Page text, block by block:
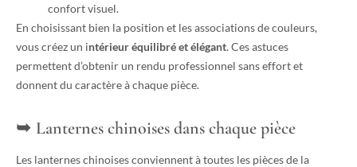
confort visuel.
En choisissant bien la position et les associations de couleurs,
vous créez un intérieur équilibré et élégant. Ces astuces
permettent d’obtenir un rendu professionnel sans effort et
donnent du caractère à chaque pièce.
Lanternes chinoises dans chaque pièce
Les lanternes chinoises conviennent à toutes les pièces de la